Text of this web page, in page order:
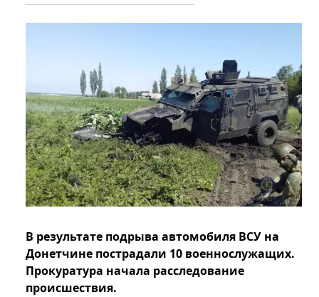
В результате подрыва автомобиля ВСУ на
Донетчине пострадали 10 военнослужащих.
Прокуратура начала расследование
происшествия.